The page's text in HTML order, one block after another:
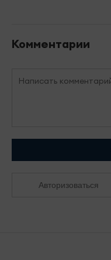
Комментарии
Авторизоваться